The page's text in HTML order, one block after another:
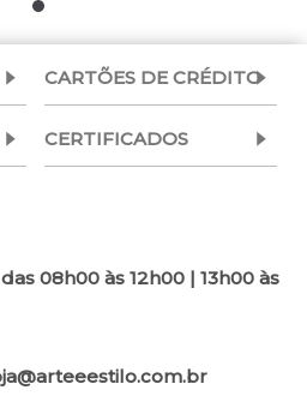
CARTÕES DE CRÉDITO
CERTIFICADOS
08h00 às 12h00 | 13h00 às